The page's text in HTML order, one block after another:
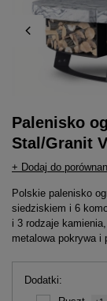
Palenisko
Stal/Granit
+ Dodaj do
Polskie palenisko
siedziskiem i 6
i 3 rodzaje
metalowa pokrywa i
Dodatki